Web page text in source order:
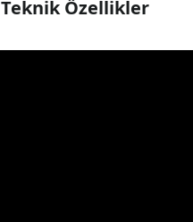
Teknik Özellikler